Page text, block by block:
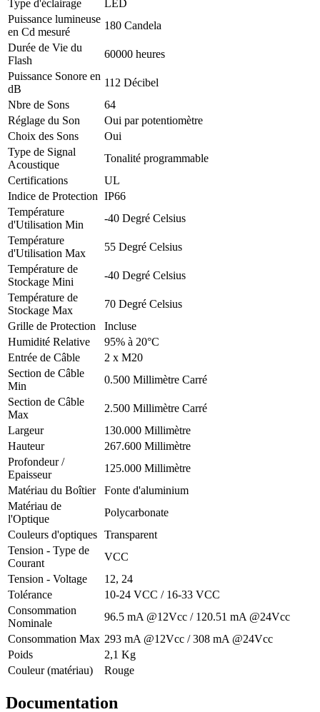
Type d'éclairage
LED
Puissance lumineuse
en Cd mesuré
180 Candela
Durée de Vie du
Flash
60000 heures
Puissance Sonore en
dB
112 Décibel
Nbre de Sons
64
Réglage du Son
Oui par potentiomètre
Choix des Sons
Oui
Type de Signal
Acoustique
Tonalité programmable
Certifications
UL
Indice de Protection IP66
Température
d'Utilisation Min
-40 Degré Celsius
Température
d'Utilisation Max
55 Degré Celsius
Température de
Stockage Mini
-40 Degré Celsius
Température de
Stockage Max
70 Degré Celsius
Grille de Protection
Incluse
Humidité Relative
95% à 20°C
Entrée de Câble
2 x M20
Section de Câble
Min
0.500 Millimètre Carré
Section de Câble
Max
2.500 Millimètre Carré
Largeur
130.000 Millimètre
Hauteur
267.600 Millimètre
Profondeur /
Epaisseur
125.000 Millimètre
Matériau du Boîtier
Fonte d'aluminium
Matériau de
l'Optique
Polycarbonate
Couleurs d'optiques Transparent
Tension - Type de
Courant
VCC
Tension - Voltage
12, 24
Tolérance
10-24 VCC / 16-33 VCC
Consommation
Nominale
96.5 mA @12Vcc / 120.51 mA @24Vcc
Consommation Max 293 mA @12Vcc / 308 mA @24Vcc
Poids
2,1 Kg
Couleur (matériau)
Rouge
Documentation